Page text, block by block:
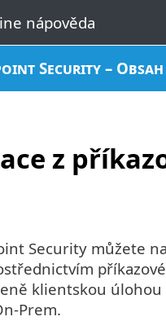
Security – Obsah
z
Security můžete
klientskou úlohou
Prem.